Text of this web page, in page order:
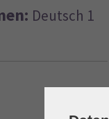
Deutsch 1